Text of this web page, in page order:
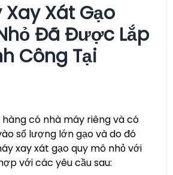
Xay Xát Gạo
Đã Được Lắp
Công Tại
có nhà máy riêng và có
số lượng lớn gạo và do đó
xay xát gạo quy mô nhỏ với
với các yêu cầu sau: